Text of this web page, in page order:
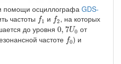
помощи осциллографа GDS-
частоты f1
f1 и f2
f2 , на которых
до уровня 0, 7U0
0 7U0 от
частоте f0
f0 ) и